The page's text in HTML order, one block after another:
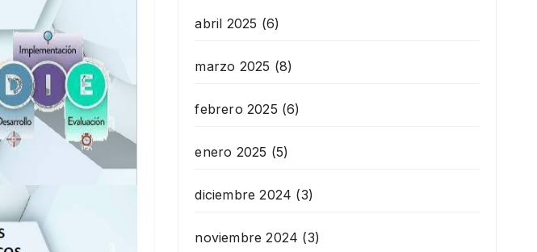
abril 2025 (6)
marzo 2025 (8)
febrero 2025 (6)
enero 2025 (5)
diciembre 2024 (3)
noviembre 2024 (3)